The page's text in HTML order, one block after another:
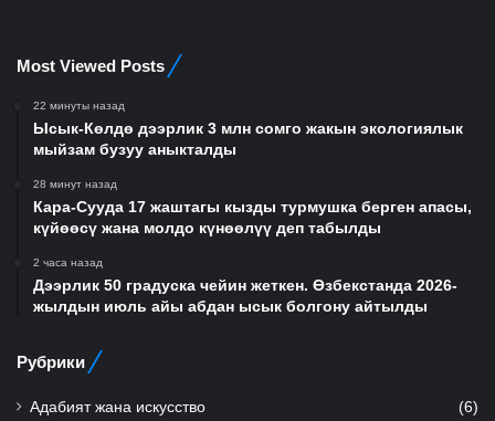
Most Viewed Posts
22 минуты назад
Ысык-Көлдө дээрлик 3 млн сомго жакын экологиялык
мыйзам бузуу аныкталды
28 минут назад
Кара-Сууда 17 жаштагы кызды турмушка берген апасы,
күйөөсү жана молдо күнөөлүү деп табылды
2 часа назад
Дээрлик 50 градуска чейин жеткен. Өзбекстанда 2026-
жылдын июль айы абдан ысык болгону айтылды
Рубрики
Адабият жана искусство (6)